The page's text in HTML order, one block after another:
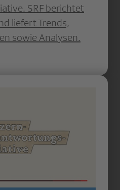
SRF berichtet
liefert Trends,
sowie Analysen.